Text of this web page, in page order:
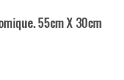
55cm X 30cm